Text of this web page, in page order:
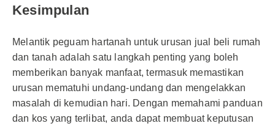
Kesimpulan
Melantik peguam hartanah untuk urusan jual beli rumah
dan tanah adalah satu langkah penting yang boleh
memberikan banyak manfaat, termasuk memastikan
urusan mematuhi undang-undang dan mengelakkan
masalah di kemudian hari. Dengan memahami panduan
dan kos yang terlibat, anda dapat membuat keputusan